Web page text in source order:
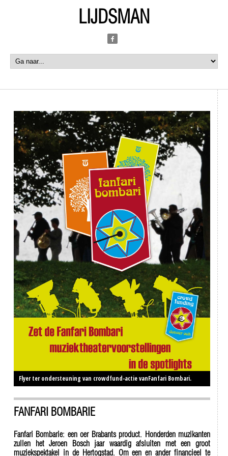
LIJDSMAN
Flyer ter ondersteuning van crowdfund-actie vanFanfari Bombari.
FANFARI BOMBARIE
Fanfari Bombarie: een oer Brabants product. Honderden muzikanten
zullen het Jeroen Bosch jaar waardig afsluiten met een groot
muziekspektakel in de Hertogstad. Om een en ander financieel te